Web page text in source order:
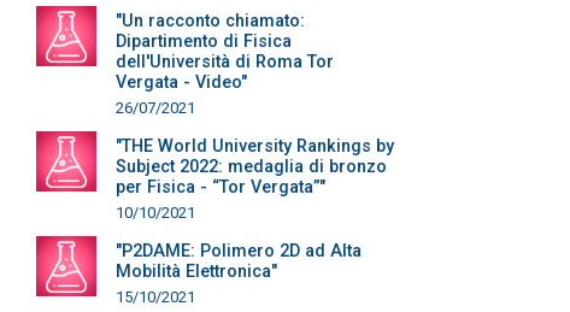
"Un racconto chiamato:
Dipartimento di Fisica
dell'Università di Roma Tor
Vergata - Video"
26/07/2021
"THE World University Rankings by
Subject 2022: medaglia di bronzo
per Fisica - “Tor Vergata”"
10/10/2021
"P2DAME: Polimero 2D ad Alta
Mobilità Elettronica"
15/10/2021